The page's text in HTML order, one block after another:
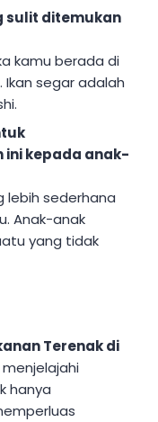
sulit ditemukan
kamu berada di
segar adalah
ini kepada anak-
lebih sederhana
Anak-anak
yang tidak
Terenak di
menjelajahi
hanya